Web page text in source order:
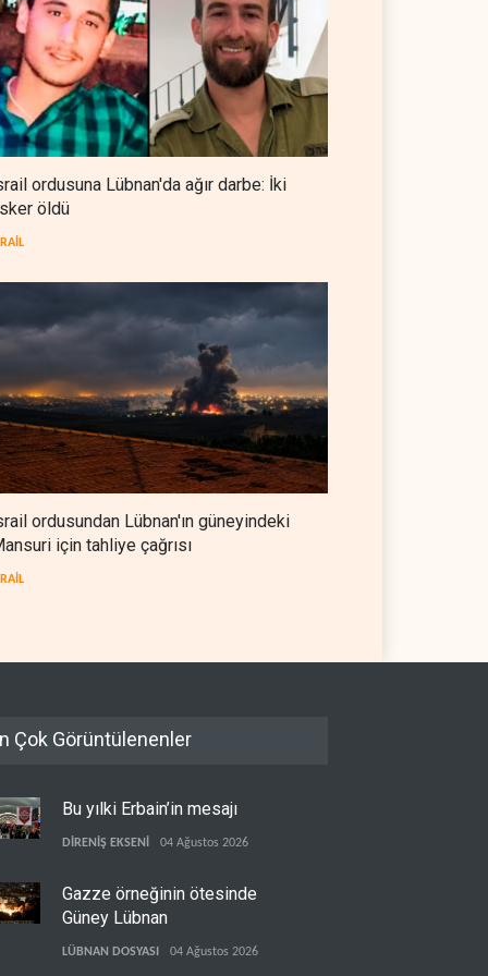
ile Umman, Hürmüz'de
düzen için son aşamada
05 Ağustos 2026
Rusya, Hindistan'a ulaşmak
için yeni güzergah arıyor
RUSYA
Hürmüz Boğazı'nda patlama
İRAN 06 Ağustos 2026
Reuters: Hürmüz'ün denetimi
İran'da olacak
ordusuna Lübnan'da ağır darbe: İki
öldü
ordusundan Lübnan'ın güneyindeki
için tahliye çağrısı
Çok Görüntülenenler
Bu yılki Erbain’in mesajı
DİRENİŞ EKSENİ 04 Ağustos 2026
Gazze örneğinin ötesinde
Güney Lübnan
LÜBNAN DOSYASI 04 Ağustos 2026